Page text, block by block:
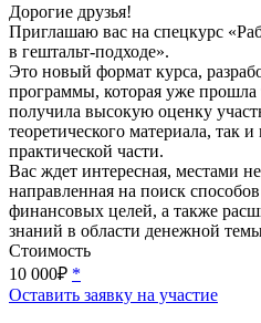
Дорогие друзья!
Приглашаю вас на спецкурс
в гештальт-подходе».
Это новый формат курса,
программы, которая уже
получила высокую оценку
теоретического материала, так
практической части.
Вас ждет интересная, местами
направленная на поиск
финансовых целей, а также
знаний в области денежной
Стоимость
10 000₽ *
Оставить заявку на участие